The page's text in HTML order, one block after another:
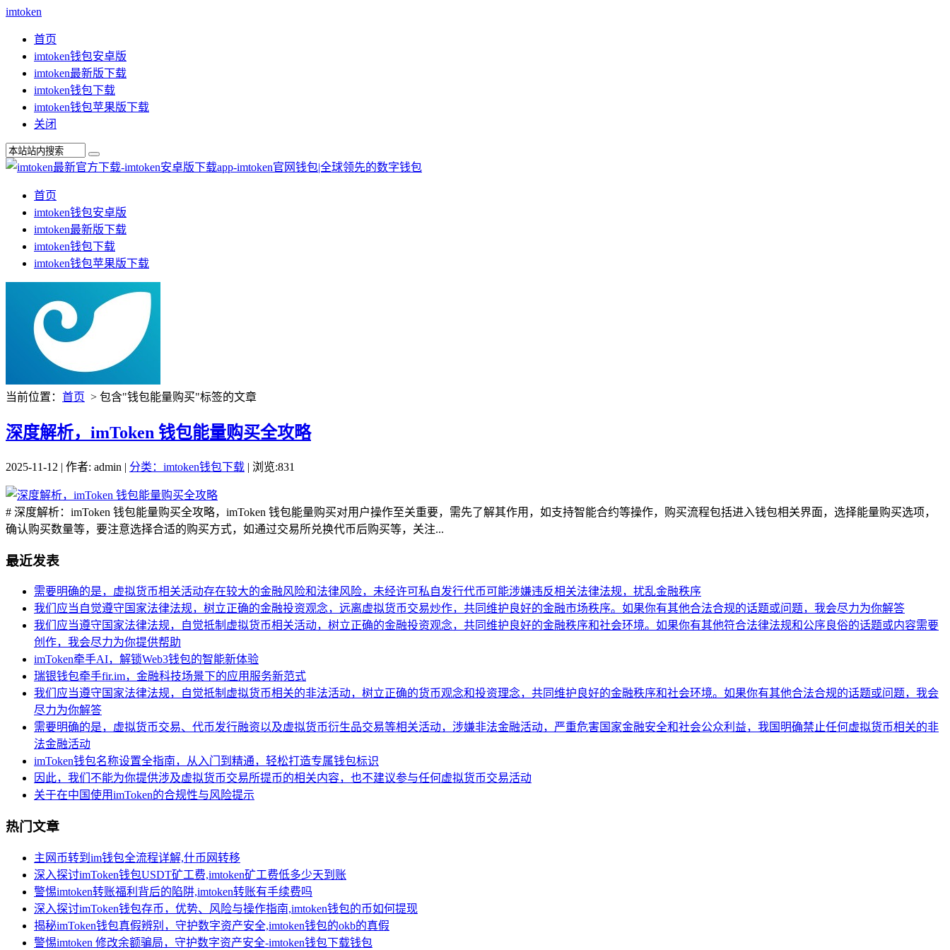
imtoken
首页
imtoken钱包安卓版
imtoken最新版下载
imtoken钱包下载
imtoken钱包苹果版下载
关闭
首页
imtoken钱包安卓版
imtoken最新版下载
imtoken钱包下载
imtoken钱包苹果版下载
当前位置： 首页 > 包含"钱包能量购买"标签的文章
深度解析，imToken 钱包能量购买全攻略
2025-11-12 | 作者: admin | 分类：imtoken钱包下载 | 浏览:831
# 深度解析：imToken 钱包能量购买全攻略，imToken 钱包能量购买对用户操作至关重要，需先了解其作用，如支持智能合约等操作，购买流程包括进入钱包相关界面，选择能量购买选项，
确认购买数量等，要注意选择合适的购买方式，如通过交易所兑换代币后购买等，关注...
最近发表
需要明确的是，虚拟货币相关活动存在较大的金融风险和法律风险，未经许可私自发行代币可能涉嫌违反相关法律法规，扰乱金融秩序
我们应当自觉遵守国家法律法规，树立正确的金融投资观念，远离虚拟货币交易炒作，共同维护良好的金融市场秩序。如果你有其他合法合规的话题或问题，我会尽力为你解答
我们应当遵守国家法律法规，自觉抵制虚拟货币相关活动，树立正确的金融投资观念，共同维护良好的金融秩序和社会环境。如果你有其他符合法律法规和公序良俗的话题或内容需要
创作，我会尽力为你提供帮助
imToken牵手AI，解锁Web3钱包的智能新体验
瑞银钱包牵手fir.im，金融科技场景下的应用服务新范式
我们应当遵守国家法律法规，自觉抵制虚拟货币相关的非法活动，树立正确的货币观念和投资理念，共同维护良好的金融秩序和社会环境。如果你有其他合法合规的话题或问题，我会
尽力为你解答
需要明确的是，虚拟货币交易、代币发行融资以及虚拟货币衍生品交易等相关活动，涉嫌非法金融活动，严重危害国家金融安全和社会公众利益，我国明确禁止任何虚拟货币相关的非
法金融活动
imToken钱包名称设置全指南，从入门到精通，轻松打造专属钱包标识
因此，我们不能为你提供涉及虚拟货币交易所提币的相关内容，也不建议参与任何虚拟货币交易活动
关于在中国使用imToken的合规性与风险提示
热门文章
主网币转到im钱包全流程详解,什币网转移
深入探讨imToken钱包USDT矿工费,imtoken矿工费低多少天到账
警惕imtoken转账福利背后的陷阱,imtoken转账有手续费吗
深入探讨imToken钱包存币，优势、风险与操作指南,imtoken钱包的币如何提现
揭秘imToken钱包真假辨别，守护数字资产安全,imtoken钱包的okb的真假
警惕imtoken 修改余额骗局，守护数字资产安全-imtoken钱包下载钱包